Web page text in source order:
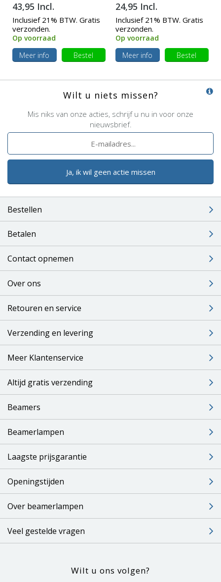
43,95 Incl.
Inclusief 21% BTW. Gratis
verzonden.
Op voorraad
Meer info
Bestel
24,95 Incl.
Inclusief 21% BTW. Gratis
verzonden.
Op voorraad
Meer info
Bestel
Wilt u niets missen?
Mis niks van onze acties, schrijf u nu in voor onze
nieuwsbrief.
Ja, ik wil geen actie missen
Bestellen
Betalen
Contact opnemen
Over ons
Retouren en service
Verzending en levering
Meer Klantenservice
Altijd gratis verzending
Beamers
Beamerlampen
Laagste prijsgarantie
Openingstijden
Over beamerlampen
Veel gestelde vragen
Wilt u ons volgen?